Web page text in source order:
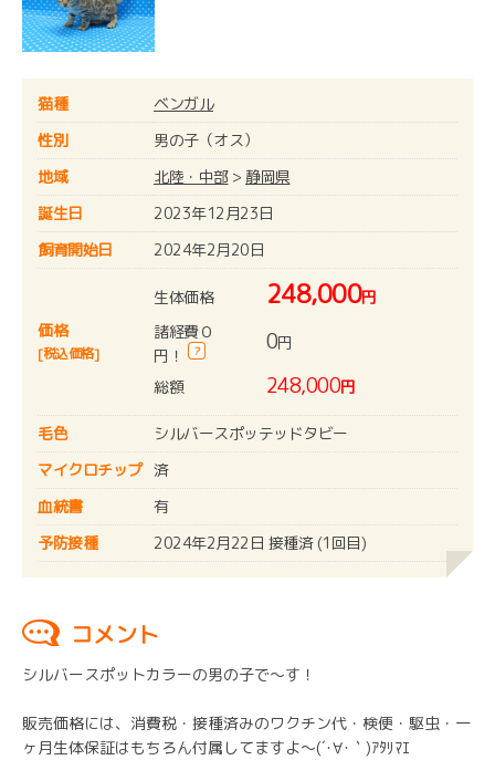
猫種
ベンガル
性別
男の子（オス）
地域
北陸・中部> 静岡県
誕生日
2023年12月23日
飼育開始日
2024年2月20日
価格
[税込価格]
生体価格 248,000円
諸経費０
円！
? 0円
総額 248,000円
毛色
シルバースポッテッドタビー
マイクロチップ 済
血統書
有
予防接種
2024年2月22日 接種済 (1回目)
コメント
シルバースポットカラーの男の子で～す！
販売価格には、消費税・接種済みのワクチン代・検便・駆虫・一
ヶ月生体保証はもちろん付属してますよ～(´･∀･｀)ｱﾀﾘﾏｴ